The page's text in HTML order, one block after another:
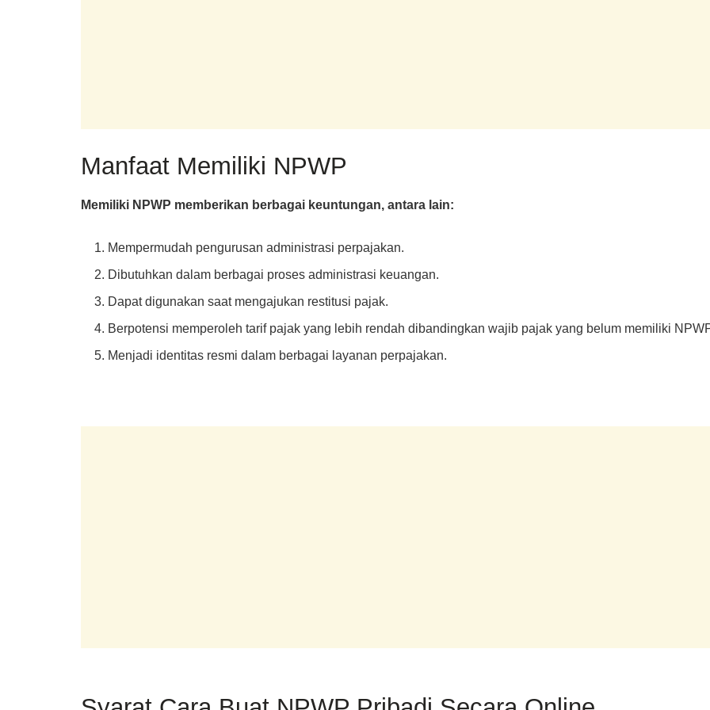
Manfaat Memiliki NPWP
Memiliki NPWP memberikan berbagai keuntungan, antara lain:
Mempermudah pengurusan administrasi perpajakan.
Dibutuhkan dalam berbagai proses administrasi keuangan.
Dapat digunakan saat mengajukan restitusi pajak.
Berpotensi memperoleh tarif pajak yang lebih rendah dibandingkan wajib pajak yang belum memiliki
Menjadi identitas resmi dalam berbagai layanan perpajakan.